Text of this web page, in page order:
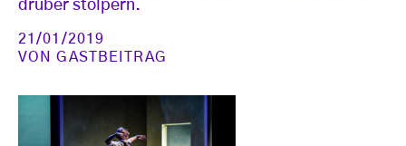
drüber stolpern.
21/01/2019
VONGASTBEITRAG